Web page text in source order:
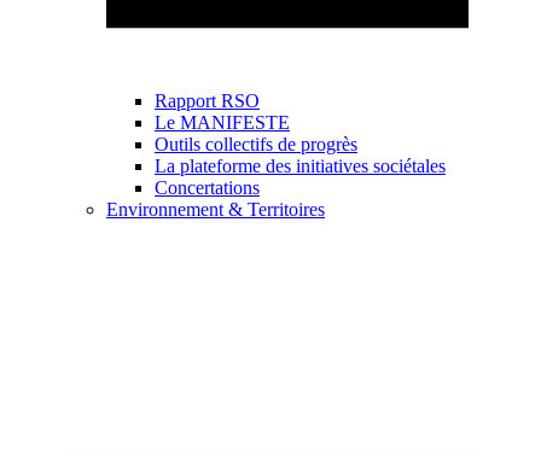
Rapport RSO
Le MANIFESTE
Outils collectifs de progrès
La plateforme des initiatives sociétales
Concertations
Environnement & Territoires